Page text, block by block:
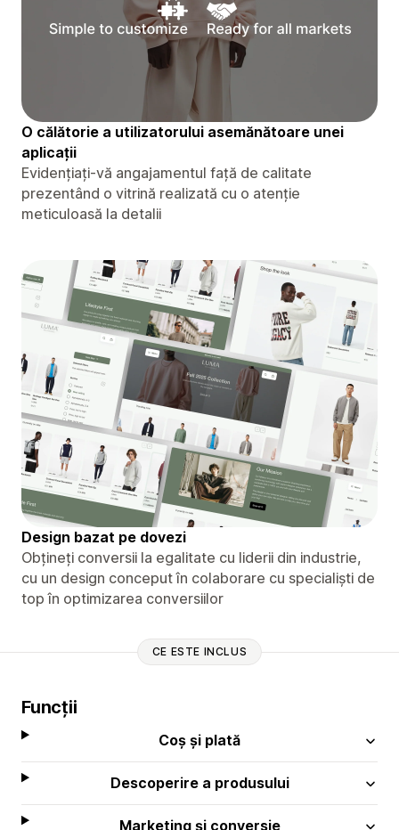
O călătorie a utilizatorului asemănătoare unei
aplicații
Evidențiați-vă angajamentul față de calitate
prezentând o vitrină realizată cu o atenție
meticuloasă la detalii
Design bazat pe dovezi
Obțineți conversii la egalitate cu liderii din industrie,
cu un design conceput în colaborare cu specialiști de
top în optimizarea conversiilor
CE ESTE INCLUS
Funcții
Coș și plată
Descoperire a produsului
Marketing și conversie